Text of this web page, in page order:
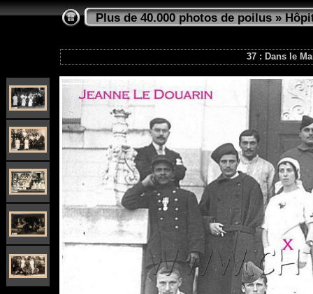
Plus de 40.000 photos de poilus»
37 : Dans le